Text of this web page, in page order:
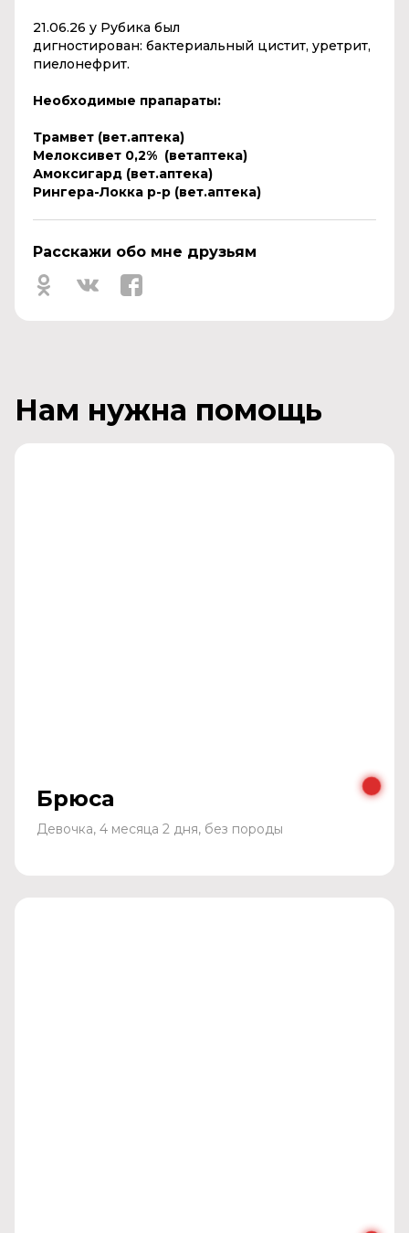
21.06.26 у Рубика был
дигностирован: бактериальный цистит, уретрит,
пиелонефрит.
Необходимые прапараты:
Трамвет (вет.аптека)
Мелоксивет 0,2% (ветаптека)
Амоксигард (вет.аптека)
Рингера-Локка р-р (вет.аптека)
Расскажи обо мне друзьям
Нам нужна помощь
Брюса
Девочка, 4 месяца 2 дня, без породы